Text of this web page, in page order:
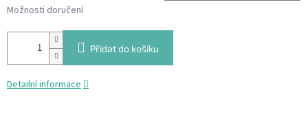
Možnosti doručení
Přidat do košíku
Detailní informace